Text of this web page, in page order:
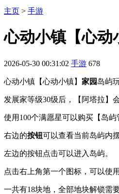
主页 > 手游
心动小镇【心动
2026-05-30 00:31:02 手游 678
心动小镇【心动小镇】 家园 岛屿
发展家等级30级后，【阿塔拉】
使用100个满愿星可以购买【岛
右边的按钮可以查看当前岛屿内
左边的按钮点击可以进入岛屿。
点击右上角第一个图标，可以使
一共有18块地，全部地块解锁需